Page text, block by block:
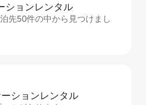
シ⁠ョ⁠ンレ⁠ン⁠タ⁠ル
先50件の中から見つけまし
シ⁠ョ⁠ンレ⁠ン⁠タ⁠ル